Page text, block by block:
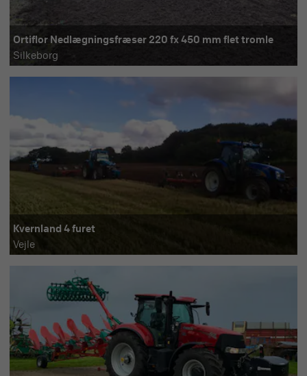
Ortiflor Nedlægningsfræser 220 fx 450 mm flet tromle
Silkeborg
Kvernland 4 furet
Vejle